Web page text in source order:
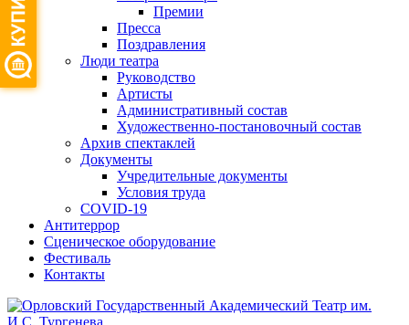
Премии
Пресса
Поздравления
Люди театра
Руководство
Артисты
Административный состав
Художественно-постановочный состав
Архив спектаклей
Документы
Учредительные документы
Условия труда
COVID-19
Антитеррор
Сценическое оборудование
Фестиваль
Контакты